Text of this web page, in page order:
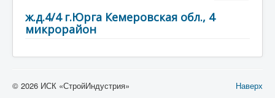
ж.д.4/4 г.Юрга Кемеровская обл., 4
микрорайон
Наверх
© 2026 ИСК «СтройИндустрия»